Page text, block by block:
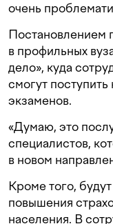
очень
Постановлением
в профильных
дело», куда
смогут
экзаменов.
«Думаю, это
специалистов,
в новом
Кроме того,
повышения
населения. В